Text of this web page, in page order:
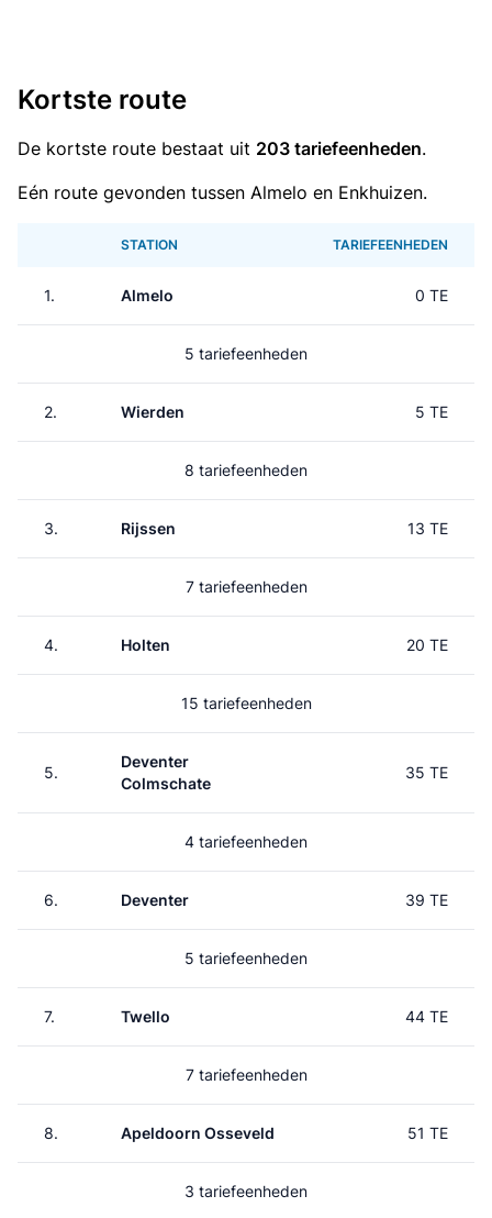
Kortste route
De kortste route bestaat uit 203 tariefeenheden.
Eén route gevonden tussen Almelo en Enkhuizen.
STATION TARIEFEENHEDEN
1. Almelo 0 TE
5 tariefeenheden
2. Wierden 5 TE
8 tariefeenheden
3. Rijssen 13 TE
7 tariefeenheden
4. Holten 20 TE
15 tariefeenheden
5.
Deventer
Colmschate
35 TE
4 tariefeenheden
6. Deventer 39 TE
5 tariefeenheden
7. Twello 44 TE
7 tariefeenheden
8. Apeldoorn Osseveld 51 TE
3 tariefeenheden